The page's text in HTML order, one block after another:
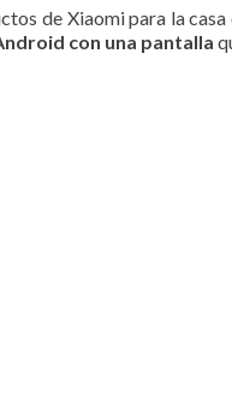
de Xiaomi para la
con una pantalla